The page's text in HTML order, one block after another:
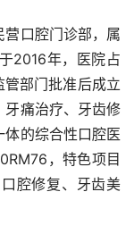
口腔门诊部，属
2016年，医院占
部门批准后成立
牙痛治疗、牙齿修
的综合性口腔医
，特色项目
腔修复、牙齿美